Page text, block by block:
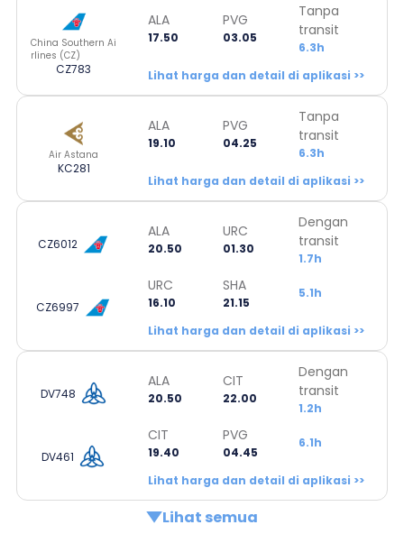
China Southern Ai
rlines (CZ)
CZ783
ALA
17.50
PVG
03.05
Tanpa
transit
6.3h
Lihat harga dan detail di aplikasi >>
Air Astana
KC281
ALA
19.10
PVG
04.25
Tanpa
transit
6.3h
Lihat harga dan detail di aplikasi >>
CZ6012
ALA
20.50
URC
01.30
Dengan
transit
1.7h
CZ6997
URC
16.10
SHA
21.15
5.1h
Lihat harga dan detail di aplikasi >>
DV748
ALA
20.50
CIT
22.00
Dengan
transit
1.2h
DV461
CIT
19.40
PVG
04.45
6.1h
Lihat harga dan detail di aplikasi >>
Lihat semua